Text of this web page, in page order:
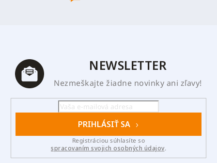
NEWSLETTER
Nezmeškajte žiadne novinky ani zľavy!
PRIHLÁSIŤ SA
spracovaním svojich osobných údajov.